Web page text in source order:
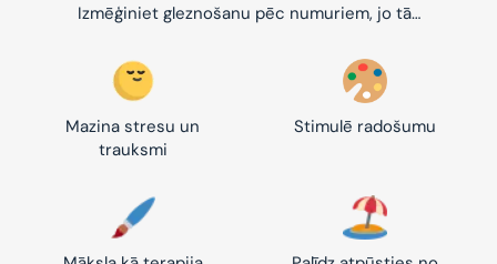
Izmēģiniet gleznošanu pēc numuriem, jo tā…
Mazina stresu un
trauksmi
Stimulē radošumu